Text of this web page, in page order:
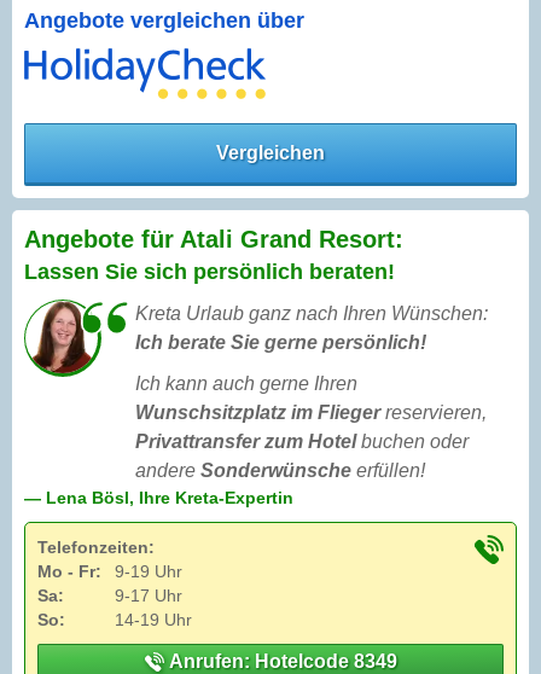
Angebote vergleichen über
Vergleichen
Angebote für Atali Grand Resort:
Lassen Sie sich persönlich beraten!
Kreta Urlaub ganz nach Ihren Wünschen:
Ich berate Sie gerne persönlich!
Ich kann auch gerne Ihren
Wunschsitzplatz im Fliegerreservieren,
Privattransfer zum Hotelbuchen oder
andere Sonderwünsche erfüllen!
— Lena Bösl, Ihre Kreta-Expertin
Telefonzeiten:
Mo - Fr:
9-19 Uhr
Sa:
9-17 Uhr
So:
14-19 Uhr
Anrufen: Hotelcode 8349